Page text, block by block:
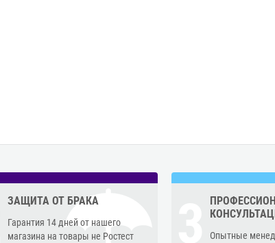
ЗАЩИТА ОТ БРАКА
Гарантия 14 дней от нашего
магазина на товары не Ростест
Опытные